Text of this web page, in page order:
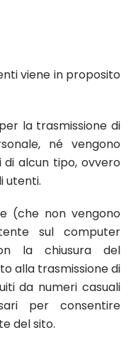
viene in proposito
la trasmissione di
né vengono
di alcun tipo, ovvero
utenti.
(che non vengono
sul computer
la chiusura del
alla trasmissione di
da numeri casuali
per consentire
del sito.